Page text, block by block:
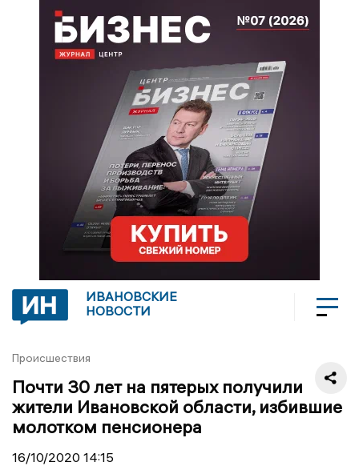
ИВАНОВСКИЕ
НОВОСТИ
Происшествия
Почти 30 лет на пятерых получили
жители Ивановской области, избившие
молотком пенсионера
16/10/2020 14:15